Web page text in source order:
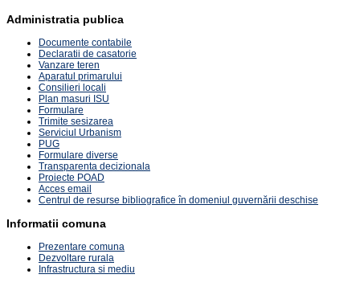
Administratia publica
Documente contabile
Declaratii de casatorie
Vanzare teren
Aparatul primarului
Consilieri locali
Plan masuri ISU
Formulare
Trimite sesizarea
Serviciul Urbanism
PUG
Formulare diverse
Transparenta decizionala
Proiecte POAD
Acces email
Centrul de resurse bibliografice în domeniul guvernării deschise
Informatii comuna
Prezentare comuna
Dezvoltare rurala
Infrastructura si mediu